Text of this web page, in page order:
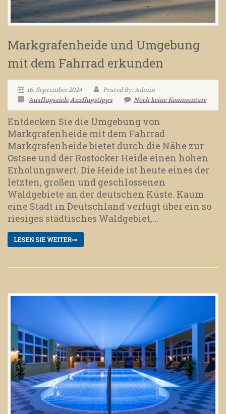
Markgrafenheide und Umgebung
mit dem Fahrrad erkunden
16. September 2024
Posted By: Admin
AusflugszieleAusflugstipps Noch keine Kommentare
Entdecken Sie die Umgebung von
Markgrafenheide mit dem Fahrrad
Markgrafenheide bietet durch die Nähe zur
Ostsee und der Rostocker Heide einen hohen
Erholungswert. Die Heide ist heute eines der
letzten, großen und geschlossenen
Waldgebiete an der deutschen Küste. Kaum
eine Stadt in Deutschland verfügt über ein so
riesiges städtisches Waldgebiet,...
LESEN SIE WEITER